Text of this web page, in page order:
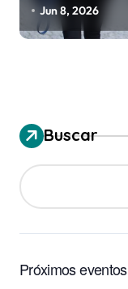
Jun 8, 2026
Buscar
Próximos eventos